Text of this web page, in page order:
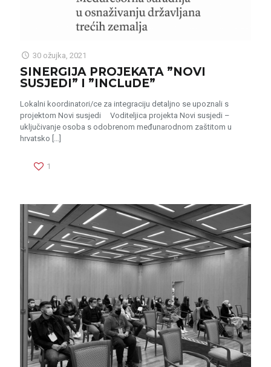
30 ožujka, 2021
SINERGIJA PROJEKATA ”NOVI
SUSJEDI” I ”INCLuDE”
Lokalni koordinatori/ce za integraciju detaljno se upoznali s
projektom Novi susjedi Voditeljica projekta Novi susjedi –
uključivanje osoba s odobrenom međunarodnom zaštitom u
hrvatsko […]
1